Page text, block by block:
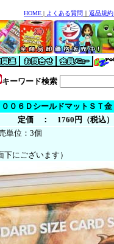
HOME | よくある質問 ｜ 返品規約
キーワード検索
００６ＤシールドマットＳＴ金
定価 ： 1760円（税込）
単位：3個
下にございます）